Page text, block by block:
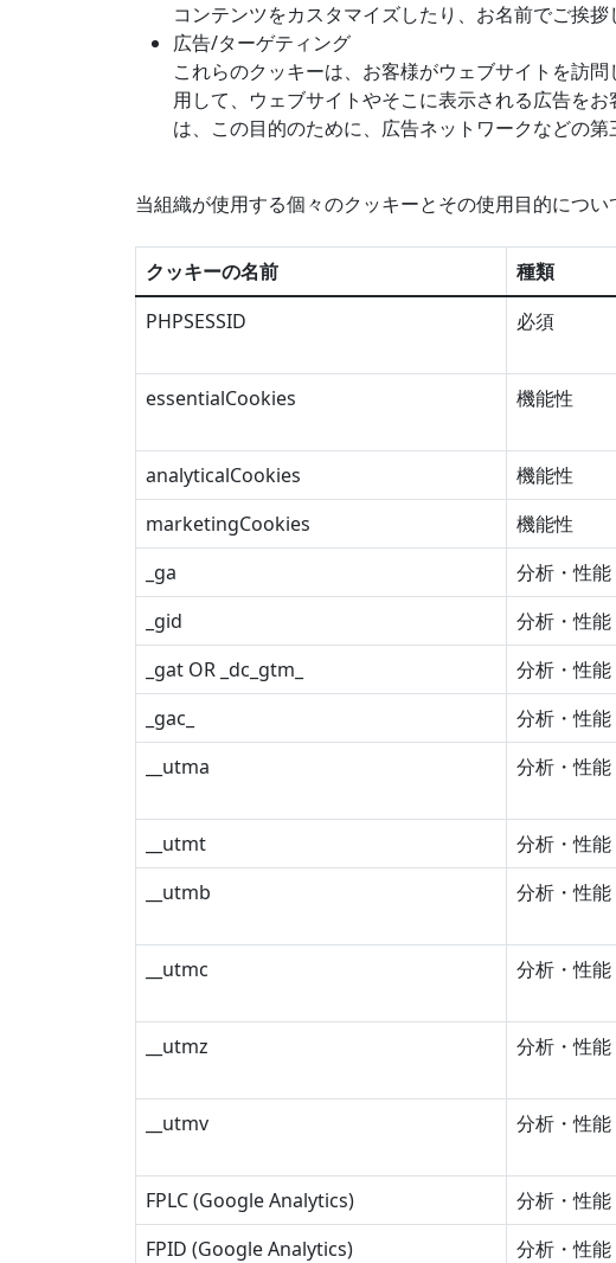
コンテンツをカスタマイズしたり、お名前でご挨
広告/ターゲティング
これらのクッキーは、お客様がウェブサイトを訪
用して、ウェブサイトやそこに表示される広告を
は、この目的のために、広告ネットワークなどの第
当組織が使用する個々のクッキーとその使用目的につい
クッキーの名前 種類
PHPSESSID
必須
essentialCookies
機能性
analyticalCookies 機能性
marketingCookies
機能性
_ga
分析・性能
_gid
分析・性能
_gat OR _dc_gtm_
分析・性能
_gac_
分析・性能
__utma
分析・性能
__utmt
分析・性能
__utmb
分析・性能
__utmc
分析・性能
__utmz
分析・性能
__utmv
分析・性能
FPLC (Google Analytics)
分析・性能
FPID (Google Analytics)
分析・性能